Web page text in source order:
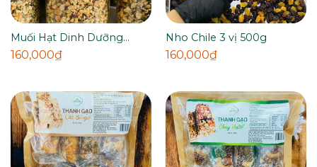
Muối Hạt Dinh Dưỡng
400g
160,000₫
Nho Chile 3 vị 500g
160,000₫